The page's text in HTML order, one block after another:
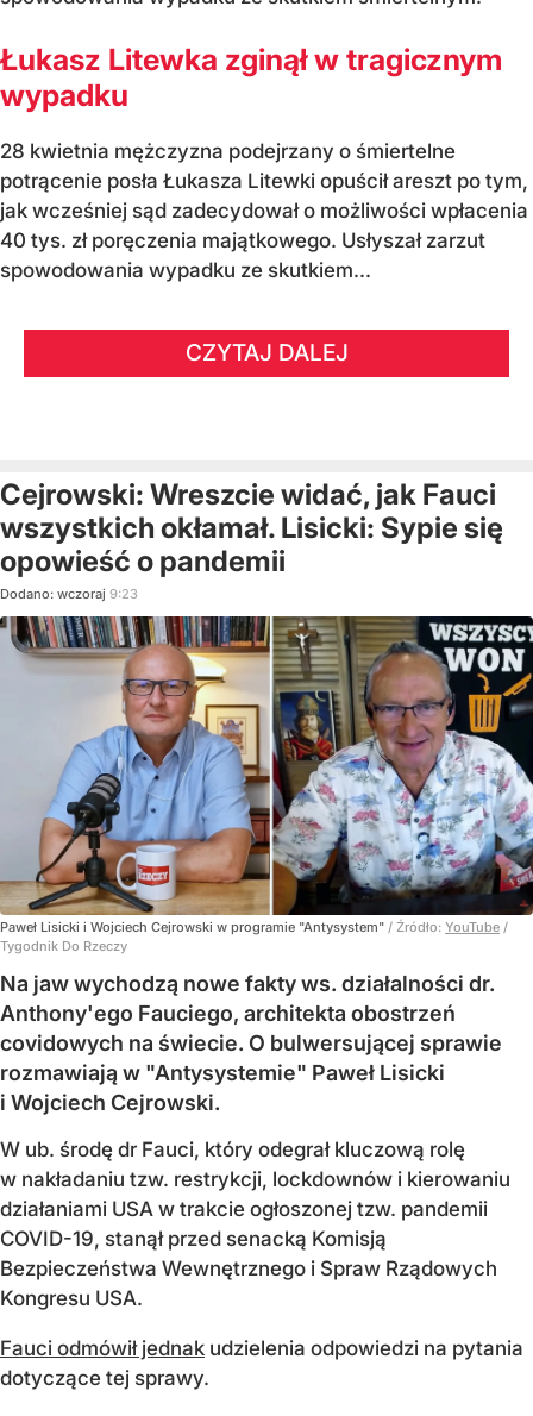
Łukasz Litewka zginął w tragicznym
wypadku
28 kwietnia mężczyzna podejrzany o śmiertelne
potrącenie posła Łukasza Litewki opuścił areszt po tym,
jak wcześniej sąd zadecydował o możliwości wpłacenia
40 tys. zł poręczenia majątkowego. Usłyszał zarzut
spowodowania wypadku ze skutkiem...
CZYTAJ DALEJ
Cejrowski: Wreszcie widać, jak Fauci
wszystkich okłamał. Lisicki: Sypie się
opowieść o pandemii
Dodano: wczoraj 9:23
Paweł Lisicki i Wojciech Cejrowski w programie "Antysystem" / Źródło: YouTube /
Tygodnik Do Rzeczy
Na jaw wychodzą nowe fakty ws. działalności dr.
Anthony'ego Fauciego, architekta obostrzeń
covidowych na świecie. O bulwersującej sprawie
rozmawiają w "Antysystemie" Paweł Lisicki
i Wojciech Cejrowski.
W ub. środę dr Fauci, który odegrał kluczową rolę
w nakładaniu tzw. restrykcji, lockdownów i kierowaniu
działaniami USA w trakcie ogłoszonej tzw. pandemii
COVID-19, stanął przed senacką Komisją
Bezpieczeństwa Wewnętrznego i Spraw Rządowych
Kongresu USA.
Fauci odmówił jednak udzielenia odpowiedzi na pytania
dotyczące tej sprawy.